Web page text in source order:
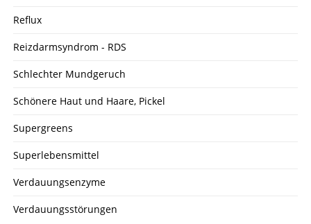
Reflux
Reizdarmsyndrom - RDS
Schlechter Mundgeruch
Schönere Haut und Haare, Pickel
Supergreens
Superlebensmittel
Verdauungsenzyme
Verdauungsstörungen